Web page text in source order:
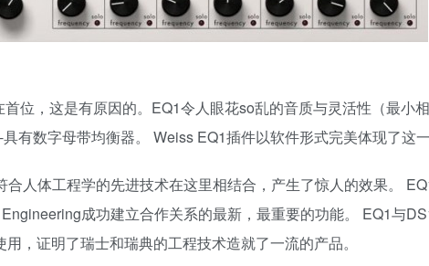
位，这是有原因的。EQ1令人眼花so乱的音质与灵活性（最小
有数字母带均衡器。 Weiss EQ1插件以软件形式完美体现了这一
人体工程学的先进技术在这里相结合，产生了惊人的效果。
成功建立合作关系的最新，最重要的功能。 EQ1与
，证明了瑞士和瑞典的工程技术造就了一流的产品。